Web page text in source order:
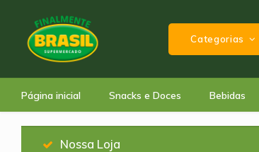
Categorias
Página inicial Snacks e Doces Bebidas
Nossa Loja